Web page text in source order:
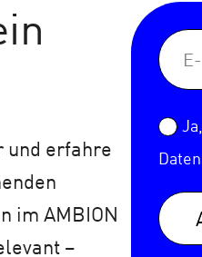
und erfahre
im AMBION
–